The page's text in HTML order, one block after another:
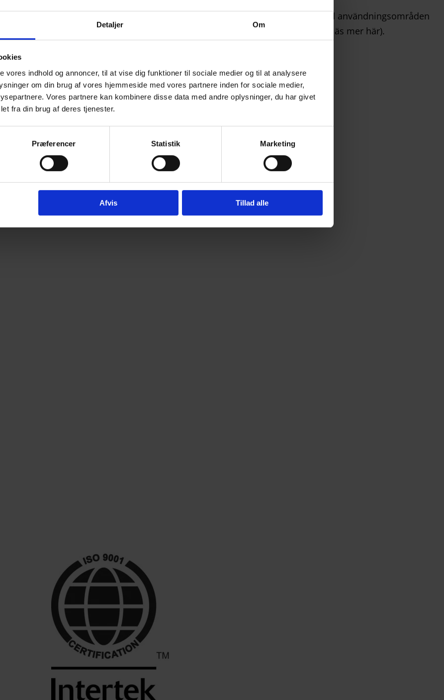
Detaljer Om
vores indhold og annoncer, til at vise dig funktioner til sociale medier og til at analysere
om din brug af vores hjemmeside med vores partnere inden for sociale medier,
Vores partnere kan kombinere disse data med andre oplysninger, du har givet
fra din brug af deres tjenester.
Præferencer Statistik Marketing
Afvis Tillad alle
starkt och tåligt. Materialet har förbisetts inom industrin, men har en lång rad användningsområden
tryck, vakuum, kemikalier m.m. Kemiskt härdat glas har många fördelar (läs mer här).
< 1 2